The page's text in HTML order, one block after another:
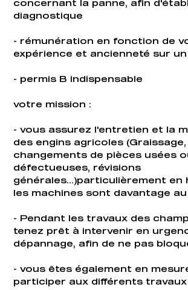
concernant la panne, afin
diagnostique
- rémunération en fonction de
expérience et ancienneté sur
- permis B indispensable
votre mission :
- vous assurez l'entretien et la
des engins agricoles (Graissage,
changements de pièces usées
défectueuses, révisions
générales...)particulièrement en
les machines sont davantage
- Pendant les travaux des
tenez prêt à intervenir en
dépannage, afin de ne pas
- vous êtes également en
participer aux différents travaux